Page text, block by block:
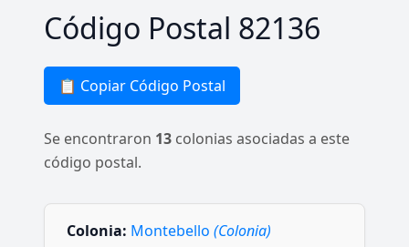
Código Postal 82136
📋 Copiar Código Postal
Se encontraron 13 colonias asociadas a este
código postal.
Colonia: Montebello (Colonia)